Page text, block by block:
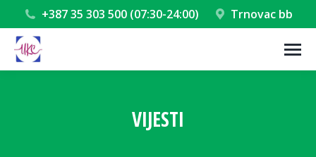
+387 35 303 500 (07:30-24:00) Trnovac bb
VIJESTI